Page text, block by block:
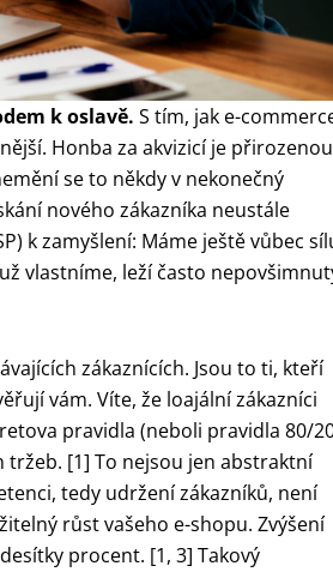
k oslavě. S tím, jak e-
Honba za akvizicí je přirozenou
se to někdy v nekonečný
nového zákazníka neustále
k zamyšlení: Máme ještě vůbec
vlastníme, leží často
zákaznících. Jsou to ti, kteří
vám. Víte, že loajální zákazníci
pravidla (neboli pravidla 80/
tržeb. [1] To nejsou jen abstraktní
tedy udržení zákazníků, není
růst vašeho e-shopu. Zvýšení
procent. [1, 3] Takový